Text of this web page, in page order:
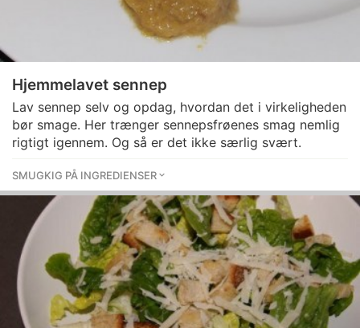
Hjemmelavet sennep
Lav sennep selv og opdag, hvordan det i virkeligheden
bør smage. Her trænger sennepsfrøenes smag nemlig
rigtigt igennem. Og så er det ikke særlig svært.
SMUGKIG PÅ INGREDIENSER